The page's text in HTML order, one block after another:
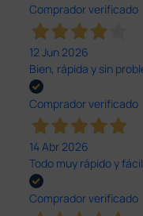
Comprador verificado
12 Jun 2026
Bien, rápida y sin
Comprador verificado
14 Abr 2026
Todo muy rápido y
Comprador verificado